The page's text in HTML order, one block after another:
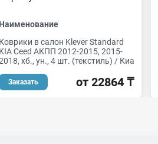
Наименование
Коврики в салон Klever Standard
KIA Ceed АКПП 2012-2015, 2015-
хб., ун., 4 шт. (текстиль) / Киа
Заказать от 22864 ₸